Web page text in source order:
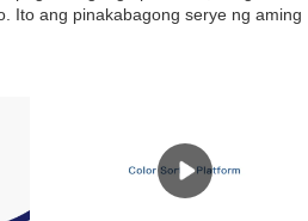
Ito ang pinakabagong serye ng aming